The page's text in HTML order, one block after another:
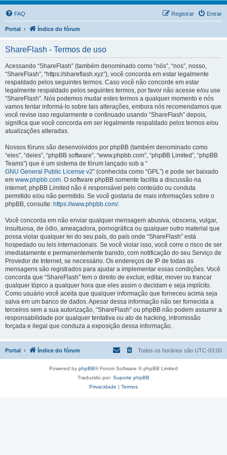
FAQ Entrar
Registrar
Portal Índice do fórum
ShareFlash - Termos de uso
Acessando “ShareFlash” (também denominado como “nós”, “nos”, nosso,
“ShareFlash”, “https://shareflash.xyz”), você concorda em estar legalmente
respaldado pelos seguintes termos. Caso você não concorde em estar
legalmente respaldado pelos seguintes termos, por favor não acesse e/ou use
“ShareFlash”. Nós podemos mudar estes termos a qualquer momento e nós
vamos tentar informá-lo sobre tais alterações, embora nós recomendamos que
você revise isso regularmente e continuado usando “ShareFlash” depois,
significa que você concorda em ser legalmente respaldado pelos termos e/ou
atualizações alteradas.
Nossos fóruns são desenvolvidos por phpBB (também denominado como
“eles”, “deles”, “phpBB software”, “www.phpbb.com”, “phpBB Limited”, “phpBB
Teams”) que é um sistema de fórum lançado sob a “
GNU General Public License v2” (conhecida como “GPL”) e pode ser baixado
em www.phpbb.com. O software phpBB somente facilita a discussão na
internet; phpBB Limited não é responsável pelo conteúdo ou conduta
permitido e/ou não permitido. Se você gostaria de mais informações sobre o
phpBB, consulte: https://www.phpbb.com/.
Você concorda em não enviar qualquer mensagem abusiva, obscena, vulgar,
insultuosa, de ódio, ameaçadora, pornográfica ou qualquer outro material que
possa violar qualquer lei do seu país, do país onde “ShareFlash” está
hospedado ou leis internacionais. Se você violar isso, você corre o risco de ser
imediatamente e permanentemente banido, com notificação do seu Serviço de
Provedor de Internet, se necessário. Os endereços de IP de todas as
mensagens são registrados para ajudar a implementar essas condições. Você
concorda que “ShareFlash” tem o direito de excluir, editar, mover ou trancar
qualquer tópico a qualquer hora que eles assim o decidam e seja implícito.
Como usuário você aceita que qualquer informação que forneceu acima seja
salva em um banco de dados. Apesar dessa informação não ser fornecida a
terceiros sem a sua autorização, “ShareFlash” ou phpBB não podem assumir a
responsabilidade por qualquer tentativa ou ato de hacking, intromissão
forçada e ilegal que conduza a exposição dessa informação.
Portal Índice do fórum Todos os horários são UTC-03:00
Powered by phpBB® Forum Software © phpBB Limited
Traduzido por: Suporte phpBB
Privacidade | Termos